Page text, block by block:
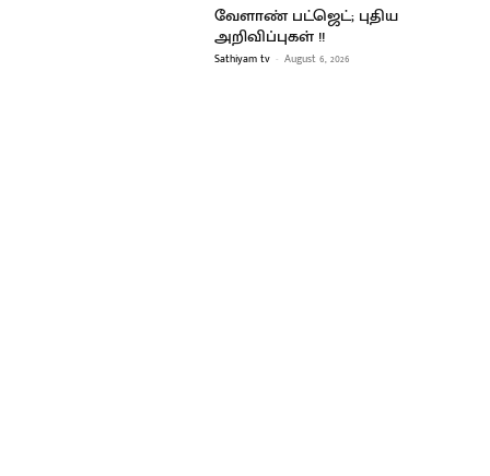
வேளாண் பட்ஜெட்; புதிய
அறிவிப்புகள் !!
Sathiyam tv - August 6, 2026